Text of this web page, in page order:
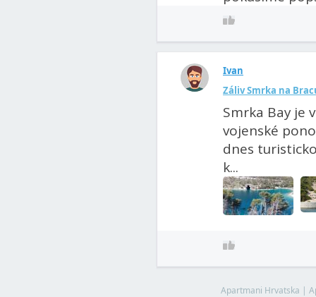
Ivan
Záliv Smrka na
Smrka Bay je
vojenské
dnes
k...
Apartmani Hrvatska |